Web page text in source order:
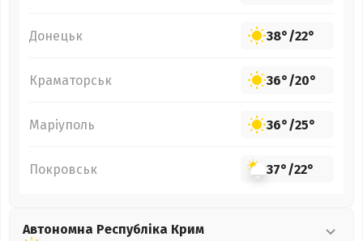
Донецьк 38°/22°
Краматорськ 36°/20°
Маріуполь 36°/25°
Покровськ 37°/22°
Автономна Республіка Крим